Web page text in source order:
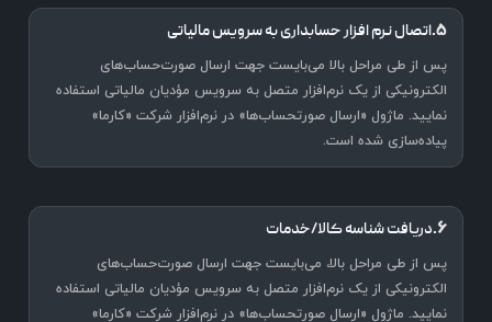
۵. اتصال نرم افزار حسابداری به سرویس مالیاتی
پس از طی مراحل بالا می‌بایست جهت ارسال صورت‌حساب‌های
الکترونیکی از یک نرم‌افزار متصل به سرویس مؤدیان مالیاتی استفاده
نمایید. ماژول «ارسال صورتحساب‌ها» در نرم‌افزار شرکت «کارما»
پیاده‌سازی شده است.
۶. دریافت شناسه کالا/خدمات
پس از طی مراحل بالا، می‌بایست جهت ارسال صورت‌حساب‌های
الکترونیکی از یک نرم‌افزار متصل به سرویس مؤدیان مالیاتی استفاده
نمایید. ماژول «ارسال صورتحساب‌ها» در نرم‌افزار شرکت «کارما»